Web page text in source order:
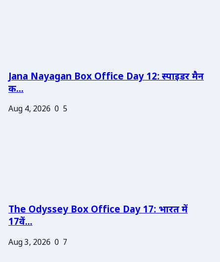
Jana Nayagan Box Office Day 12: स्पाइडर मैन
क...
Aug 4, 2026 0 5
The Odyssey Box Office Day 17: भारत में
17वें...
Aug 3, 2026 0 7